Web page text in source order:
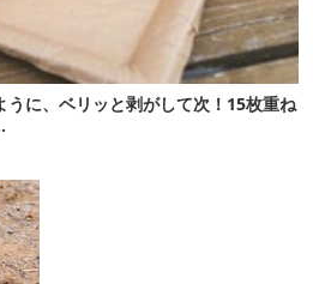
うに、ベリッと剥がして次！15枚重ね